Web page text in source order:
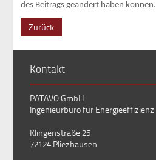
des Beitrags geändert haben können.
Zurück
Kontakt
PATAVO GmbH
Ingenieurbüro für Energieeffizienz
Klingenstraße 25
72124 Pliezhausen